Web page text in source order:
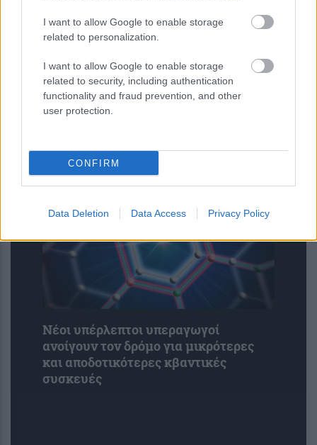
I want to allow Google to enable storage
related to personalization.
I want to allow Google to enable storage
related to security, including authentication
functionality and fraud prevention, and other
user protection.
CONFIRM
Data Deletion Data Access Privacy Policy
λογαριασμούς Microsoft 365
Νέοι υπέρλεπτοι υπεραγωγοί
ανοίγουν τον δρόμο για μικρότερες
και αποδοτικότερες κβαντικές
συσκευές